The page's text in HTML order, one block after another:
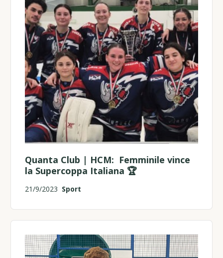
Quanta Club | HCM: Femminile vince
la Supercoppa Italiana 🏆
21/9/2023 Sport